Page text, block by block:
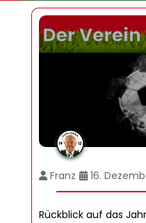
Franz 16.
Rückblick auf das